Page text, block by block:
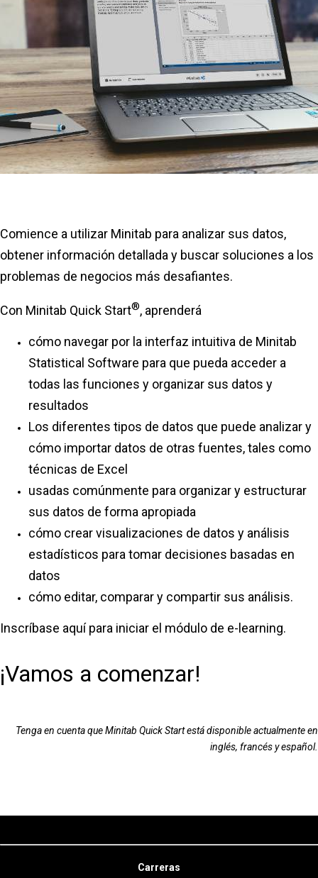
Comience a utilizar Minitab para analizar sus datos,
obtener información detallada y buscar soluciones a los
problemas de negocios más desafiantes.
Con Minitab Quick Start®, aprenderá
cómo navegar por la interfaz intuitiva de Minitab
Statistical Software para que pueda acceder a
todas las funciones y organizar sus datos y
resultados
Los diferentes tipos de datos que puede analizar y
cómo importar datos de otras fuentes, tales como
técnicas de Excel
usadas comúnmente para organizar y estructurar
sus datos de forma apropiada
cómo crear visualizaciones de datos y análisis
estadísticos para tomar decisiones basadas en
datos
cómo editar, comparar y compartir sus análisis.
Inscríbase aquí para iniciar el módulo de e-learning.
¡Vamos a comenzar!
Tenga en cuenta que Minitab Quick Start está disponible actualmente en
inglés, francés y español.
Carreras